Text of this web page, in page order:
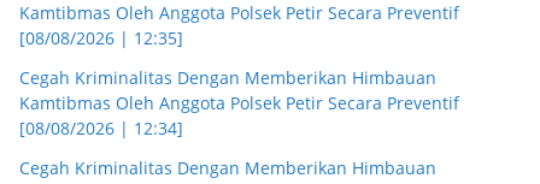
Kamtibmas Oleh Anggota Polsek Petir Secara Preventif
[08/08/2026 | 12:35]
Cegah Kriminalitas Dengan Memberikan Himbauan
Kamtibmas Oleh Anggota Polsek Petir Secara Preventif
[08/08/2026 | 12:34]
Cegah Kriminalitas Dengan Memberikan Himbauan